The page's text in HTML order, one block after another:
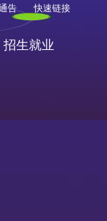
告 快速链接
招生就业